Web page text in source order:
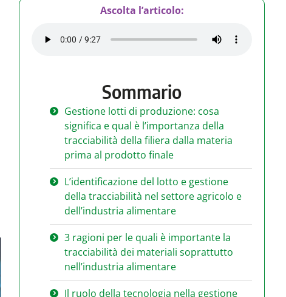
Ascolta l’articolo:
Sommario
Gestione lotti di produzione: cosa
significa e qual è l’importanza della
tracciabilità della filiera dalla materia
prima al prodotto finale
L’identificazione del lotto e gestione
della tracciabilità nel settore agricolo e
dell’industria alimentare
3 ragioni per le quali è importante la
tracciabilità dei materiali soprattutto
nell’industria alimentare
Il ruolo della tecnologia nella gestione